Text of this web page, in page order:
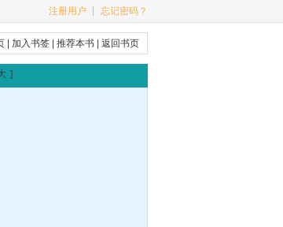
注册用户 ┊ 忘记密码？
|加入书签 |推荐本书 |返回书页
]